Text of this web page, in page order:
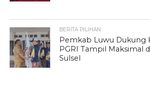
BERITA PILIHAN
Pemkab Luwu Dukung
PGRI Tampil Maksimal
Sulsel